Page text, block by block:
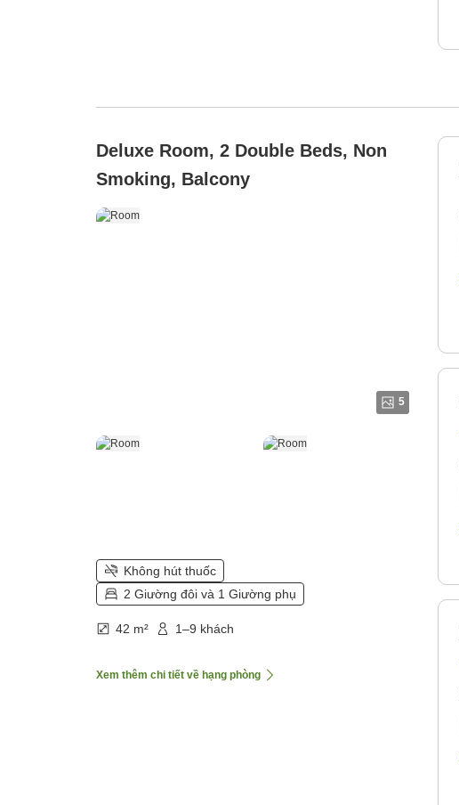
Deluxe Room, 2 Double Beds, Non
Smoking, Balcony
5
Không hút thuốc
2 Giường đôi và 1 Giường phụ
42 m² 1–9 khách
Xem thêm chi tiết về hạng phòng